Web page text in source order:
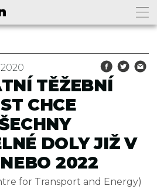
TĚŽEBNÍ
CHCE
DOLY JIŽ V
2022
for Transport and Energy)